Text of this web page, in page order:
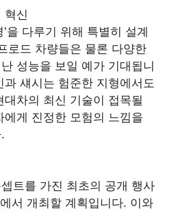
혁신
을 다루기 위해 특별히 설계
로드 차량들은 물론 다양한
성능을 보일 예가 기대됩니
섀시는 험준한 지형에서도
차의 최신 기술이 접목될
에게 진정한 모험의 느낌을
트를 가진 최초의 공개 행사
서 개최할 계획입니다. 이와